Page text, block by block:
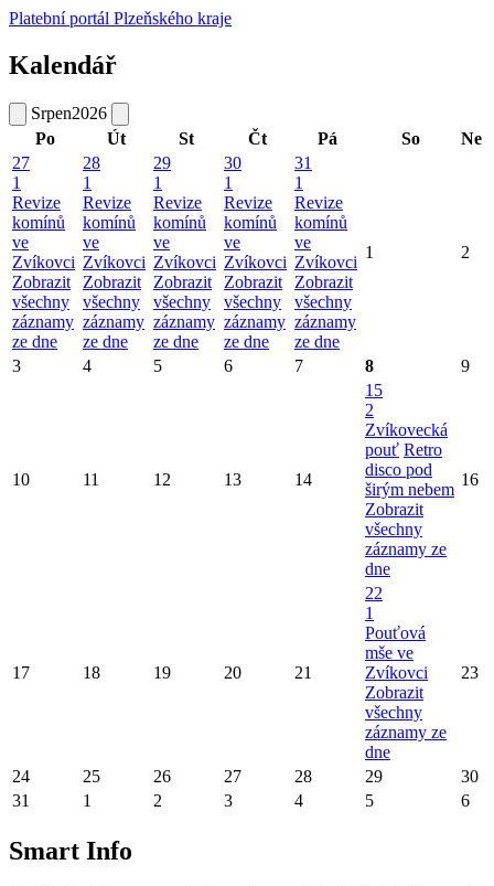
Platební portál Plzeňského kraje
Kalendář
Srpen2026
Po
Út St Čt Pá So
Ne
27
1
Revize
komínů
ve
Zvíkovci
Zobrazit
všechny
záznamy
ze dne
28
1
Revize
komínů
ve
Zvíkovci
Zobrazit
všechny
záznamy
ze dne
29
1
Revize
komínů
ve
Zvíkovci
Zobrazit
všechny
záznamy
ze dne
30
1
Revize
komínů
ve
Zvíkovci
Zobrazit
všechny
záznamy
ze dne
31
1
Revize
komínů
ve
Zvíkovci
Zobrazit
všechny
záznamy
ze dne
1 2
3 4 5 6 7 8 9
10 11 12 13 14
15
2
Zvíkovecká
pouť Retro
disco pod
širým nebem
Zobrazit
všechny
záznamy ze
dne
16
17 18 19 20 21
22
1
Pouťová
mše ve
Zvíkovci
Zobrazit
všechny
záznamy ze
dne
23
24 25 26 27 28 29
30
31
1 2 3 4 5 6
Smart Info